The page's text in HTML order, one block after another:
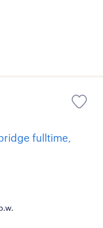
fulltime,